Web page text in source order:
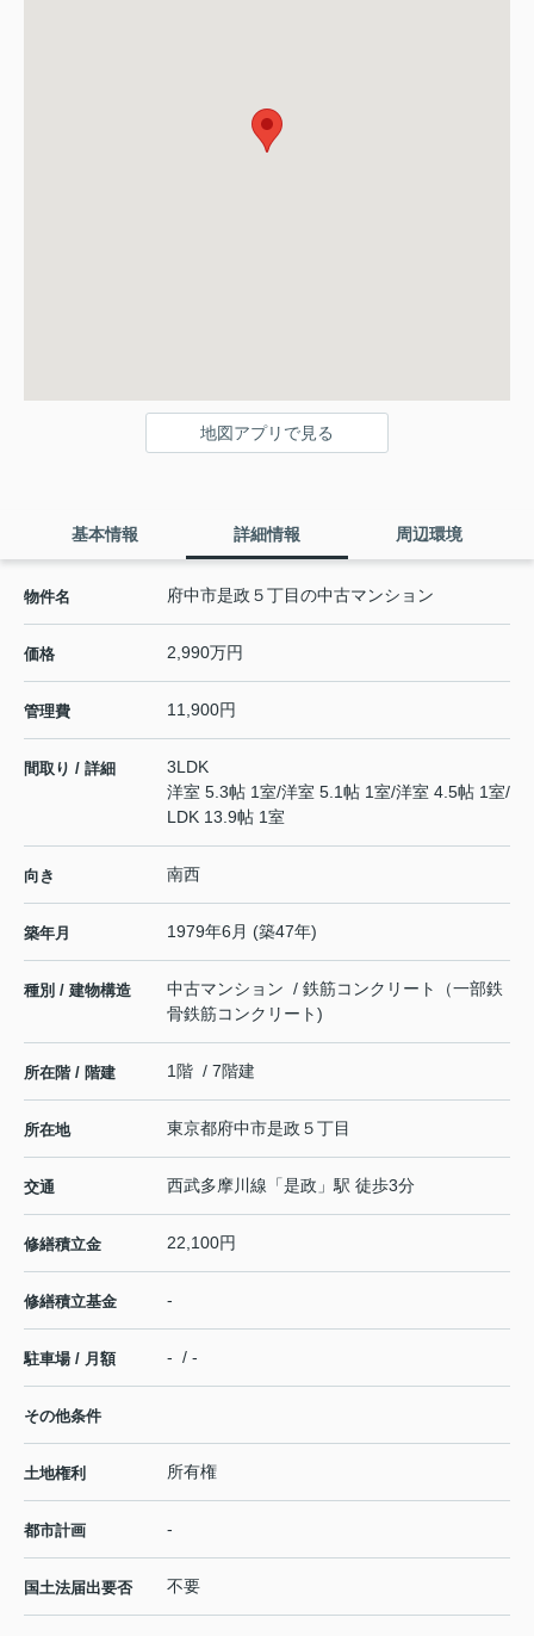
地図アプリで見る
基本情報 詳細情報 周辺環境
物件名 府中市是政５丁目の中古マンション
価格 2,990万円
管理費 11,900円
間取り / 詳細
3LDK
洋室 5.3帖 1室/洋室 5.1帖 1室/洋室 4.5帖 1室/
LDK 13.9帖 1室
向き 南西
築年月 1979年6月 (築47年)
種別 / 建物構造
中古マンション / 鉄筋コンクリート（一部鉄
骨鉄筋コンクリート)
所在階 / 階建 1階 / 7階建
所在地 東京都府中市是政 ５丁目
交通 西武多摩川線 「是政 」駅 徒歩3分
修繕積立金 22,100円
修繕積立基金 -
駐車場 / 月額 - / -
その他条件
土地権利 所有権
都市計画 -
国土法届出要否 不要